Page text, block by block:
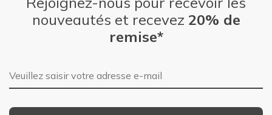
nouveautés et recevez 20% de
remise*
Adresse e-mail